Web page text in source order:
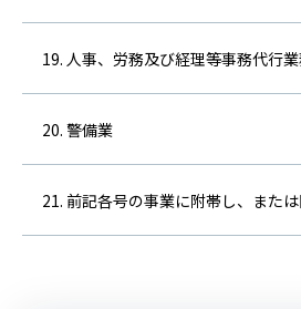
人事、労務及び経理等事務代行
警備業
前記各号の事業に附帯し、また